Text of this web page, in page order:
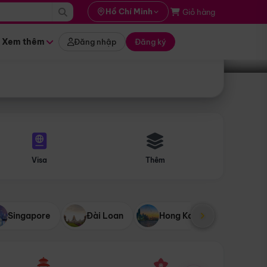
Hồ Chí Minh Giỏ hàng
Xem thêm Đăng nhập Đăng ký
Tìm tour
Visa Thêm
Singapore Đài Loan Hong Kong